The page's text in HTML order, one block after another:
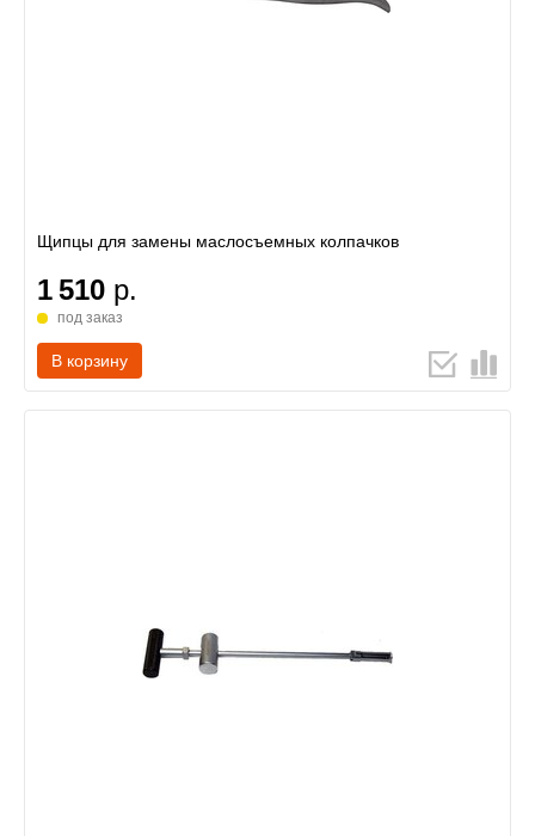
Щипцы для замены маслосъемных колпачков
1 510 р.
под заказ
В корзину